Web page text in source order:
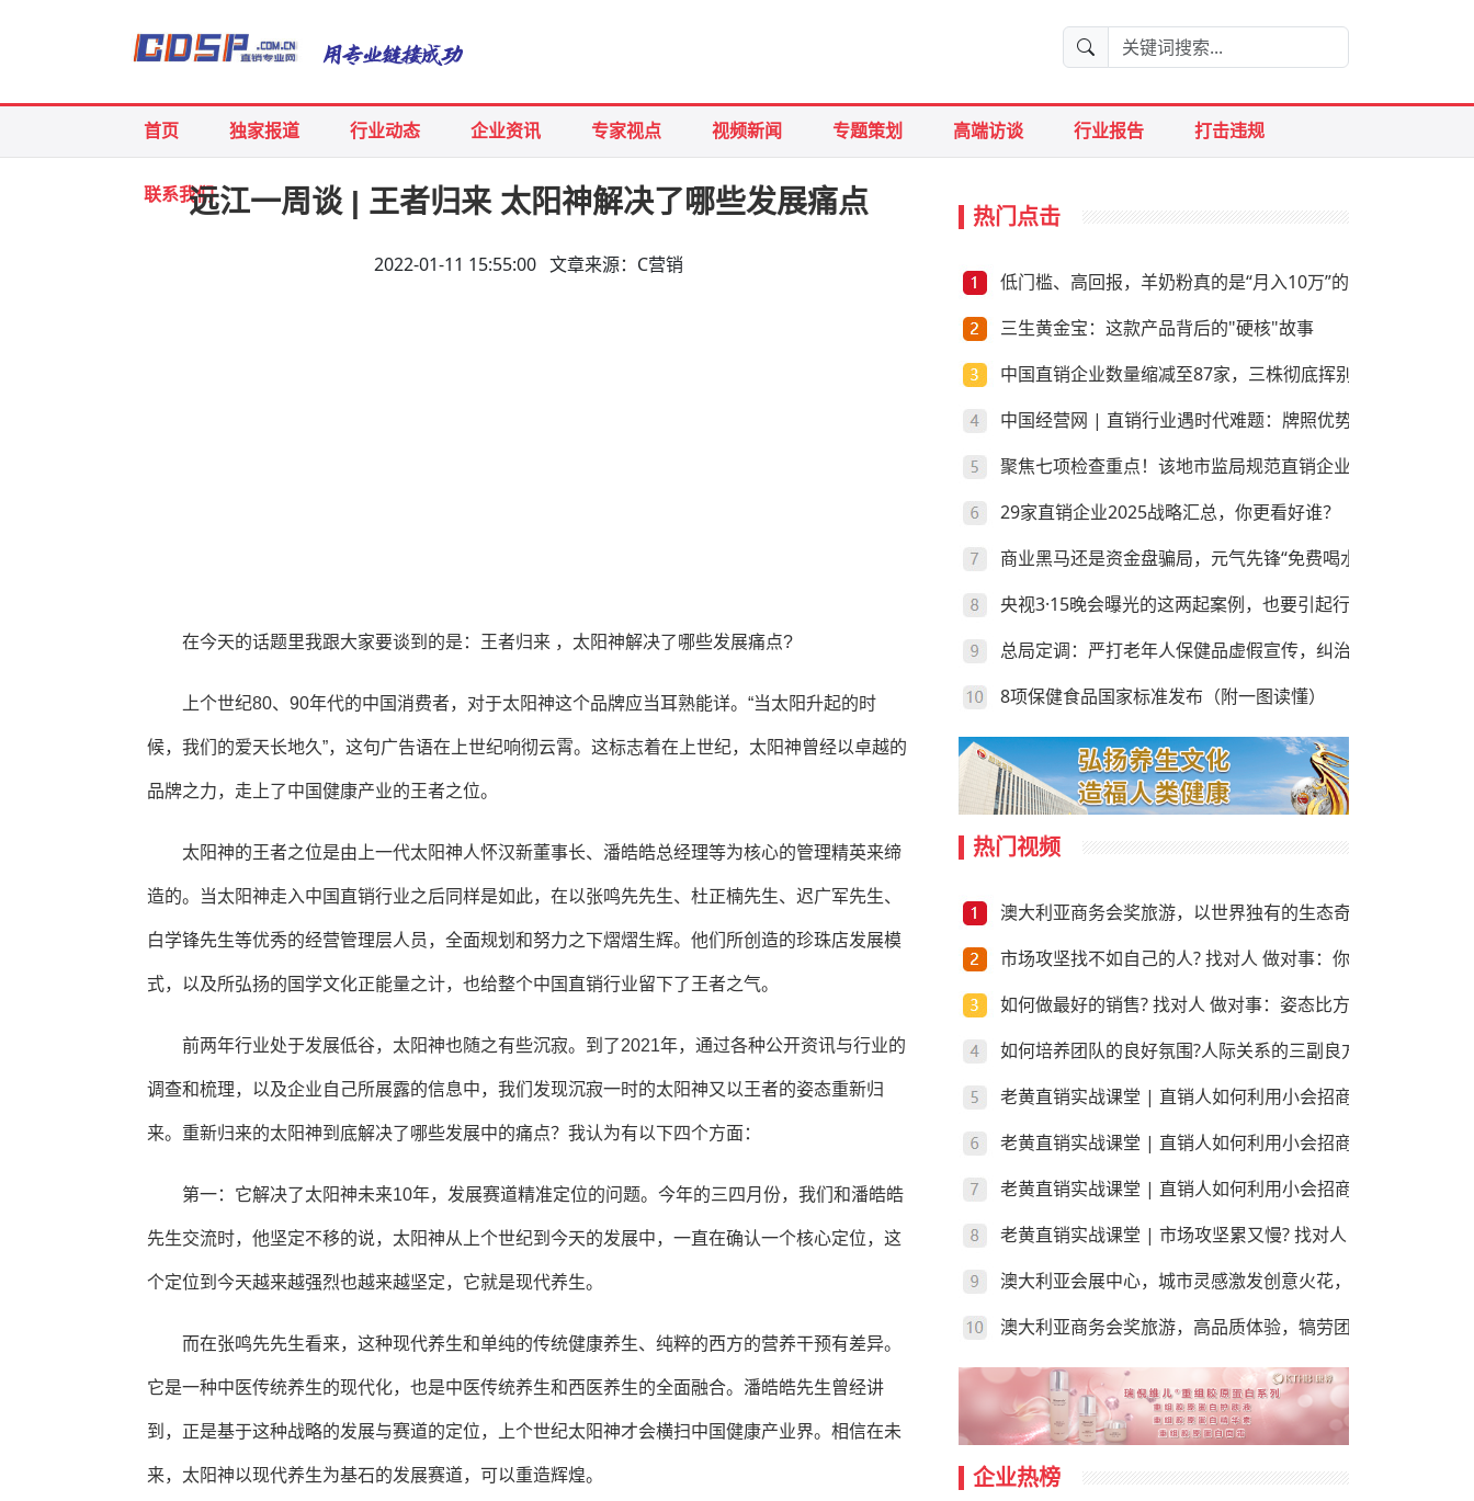
首页 独家报道 行业动态 企业资讯 专家视点 视频新闻 专题策划 高端访谈 行业报告 打击违规
联系我们远江一周谈 | 王者归来 太阳神解决了哪些发展痛点
2022-01-11 15:55:00 文章来源：C营销
在今天的话题里我跟大家要谈到的是：王者归来 ，太阳神解决了哪些发展痛点?
上个世纪80、90年代的中国消费者，对于太阳神这个品牌应当耳熟能详。“当太阳升起的时
候，我们的爱天长地久”，这句广告语在上世纪响彻云霄。这标志着在上世纪，太阳神曾经以卓越的
品牌之力，走上了中国健康产业的王者之位。
太阳神的王者之位是由上一代太阳神人怀汉新董事长、潘皓皓总经理等为核心的管理精英来缔
造的。当太阳神走入中国直销行业之后同样是如此，在以张鸣先先生、杜正楠先生、迟广军先生、
白学锋先生等优秀的经营管理层人员，全面规划和努力之下熠熠生辉。他们所创造的珍珠店发展模
式，以及所弘扬的国学文化正能量之计，也给整个中国直销行业留下了王者之气。
前两年行业处于发展低谷，太阳神也随之有些沉寂。到了2021年，通过各种公开资讯与行业的
调查和梳理，以及企业自己所展露的信息中，我们发现沉寂一时的太阳神又以王者的姿态重新归
来。重新归来的太阳神到底解决了哪些发展中的痛点？我认为有以下四个方面：
第一：它解决了太阳神未来10年，发展赛道精准定位的问题。今年的三四月份，我们和潘皓皓
先生交流时，他坚定不移的说，太阳神从上个世纪到今天的发展中，一直在确认一个核心定位，这
个定位到今天越来越强烈也越来越坚定，它就是现代养生。
而在张鸣先先生看来，这种现代养生和单纯的传统健康养生、纯粹的西方的营养干预有差异。
它是一种中医传统养生的现代化，也是中医传统养生和西医养生的全面融合。潘皓皓先生曾经讲
到，正是基于这种战略的发展与赛道的定位，上个世纪太阳神才会横扫中国健康产业界。相信在未
来，太阳神以现代养生为基石的发展赛道，可以重造辉煌。
热门点击
低门槛、高回报，羊奶粉真的是“月入10万”的好生意？
三生黄金宝：这款产品背后的"硬核"故事
中国直销企业数量缩减至87家，三株彻底挥别直销
中国经营网 | 直销行业遇时代难题：牌照优势是否尚存
聚焦七项检查重点！该地市监局规范直销企业经营行为
29家直销企业2025战略汇总，你更看好谁？
商业黑马还是资金盘骗局，元气先锋“免费喝水赚钱”靠谱吗？
央视3·15晚会曝光的这两起案例，也要引起行业的足够重视
总局定调：严打老年人保健品虚假宣传，纠治违规异地执法
8项保健食品国家标准发布（附一图读懂）
热门视频
澳大利亚商务会奖旅游，以世界独有的生态奇观与前沿商务
市场攻坚找不如自己的人? 找对人 做对事：你需要“向上”推荐
如何做最好的销售? 找对人 做对事：姿态比方法更重要!
如何培养团队的良好氛围?人际关系的三副良方和三副毒药！
老黄直销实战课堂 | 直销人如何利用小会招商和销售？第三
老黄直销实战课堂 | 直销人如何利用小会招商和销售？第二
老黄直销实战课堂 | 直销人如何利用小会招商和销售？第一
老黄直销实战课堂 | 市场攻坚累又慢? 找对人 做对事：学会
澳大利亚会展中心，城市灵感激发创意火花，尽享“澳”世之美
澳大利亚商务会奖旅游，高品质体验，犒劳团队的“玩”美之地
企业热榜